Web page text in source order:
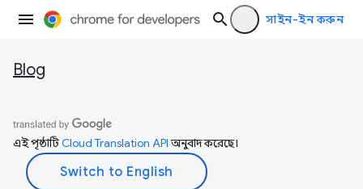
সাইন-ইন করুন
Blog
এই পৃষ্ঠাটিCloud Translation APIঅনুবাদ করেছে।